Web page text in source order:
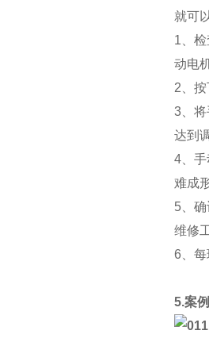
就可
1、
动电
2、
3、
达到
4、
难成
5、
维修
6、
5.案